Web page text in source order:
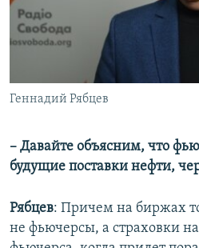
Геннадий Рябцев
– Давайте объясним, что
будущие поставки нефти,
Рябцев: Причем на биржах
не фьючерсы, а страховки на